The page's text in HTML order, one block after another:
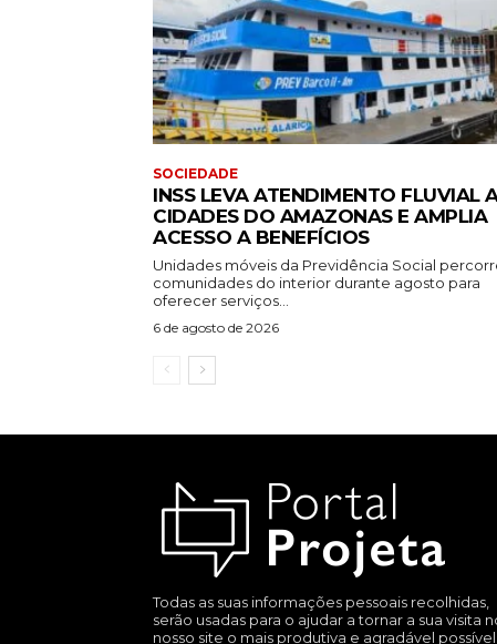
SOCIEDADE
INSS LEVA ATENDIMENTO FLUVIAL
CIDADES DO AMAZONAS E AMPLIA
ACESSO A BENEFÍCIOS
Unidades móveis da Previdência Social
comunidades do interior durante agosto para
oferecer serviços...
6 de agosto de 2026
Todas as suas informações pessoais recolhidas,
serão usadas para o ajudar a tornar a sua visita
nosso site o mais produtiva e agradável